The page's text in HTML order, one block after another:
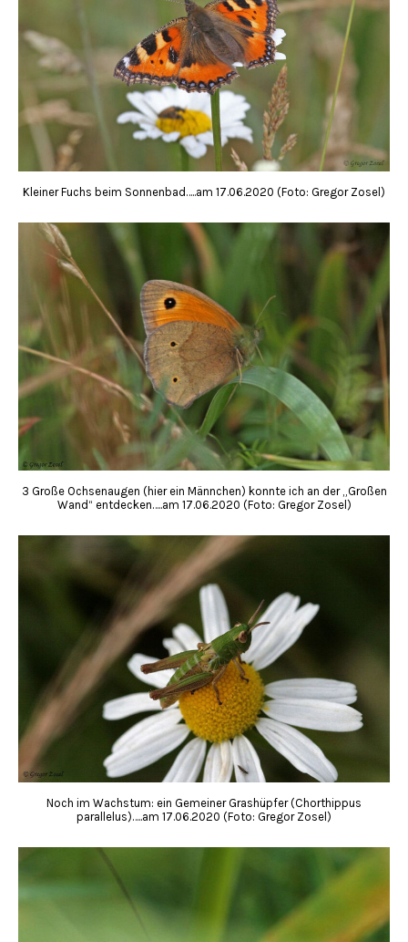
Kleiner Fuchs beim Sonnenbad…..am 17.06.2020 (Foto: Gregor Zosel)
3 Große Ochsenaugen (hier ein Männchen) konnte ich an der „Großen
Wand“ entdecken…..am 17.06.2020 (Foto: Gregor Zosel)
Noch im Wachstum: ein Gemeiner Grashüpfer (Chorthippus
parallelus)…..am 17.06.2020 (Foto: Gregor Zosel)